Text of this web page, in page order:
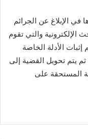
في الإبلاغ عن الجرائم
الإلكترونية والتي تقوم
الأدلة الخاصة
ثم يتم تحويل القضية إلى
المستحقة على